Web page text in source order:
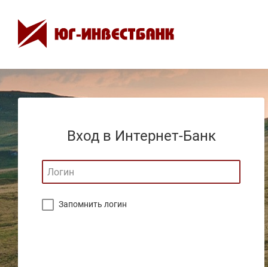
Вход в Интернет-Банк
Запомнить логин